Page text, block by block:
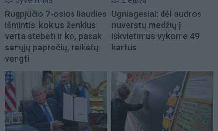
Rugpjūčio 7-osios liaudies
išmintis: kokius ženklus
verta stebėti ir ko, pasak
senųjų papročių, reikėtų
vengti
Ugniagesiai: dėl audros
nuverstų medžių į
iškvietimus vykome 49
kartus